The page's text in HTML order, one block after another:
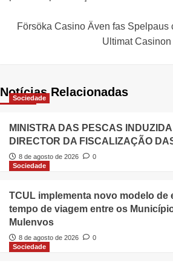
Försöka Casino Även fas Spelpaus
Ultimat
Notícias Relacionadas
Sociedade
MINISTRA DAS PESCAS
DIRECTOR DA FISCALIZAÇÃO
8 de agosto de 2026
0
Sociedade
TCUL implementa novo modelo de
tempo de viagem entre os
Mulenvos
8 de agosto de 2026
0
Sociedade